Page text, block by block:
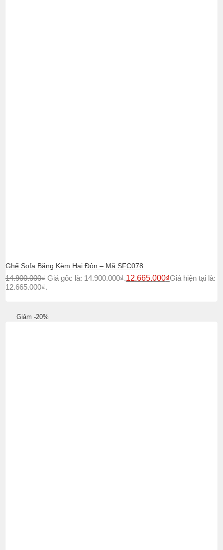
Ghế Sofa Băng Kèm Hai Đôn – Mã SFC078
14.900.000₫ Giá gốc là: 14.900.000₫.12.665.000₫Giá hiện tại là:
12.665.000₫.
Giảm -20%